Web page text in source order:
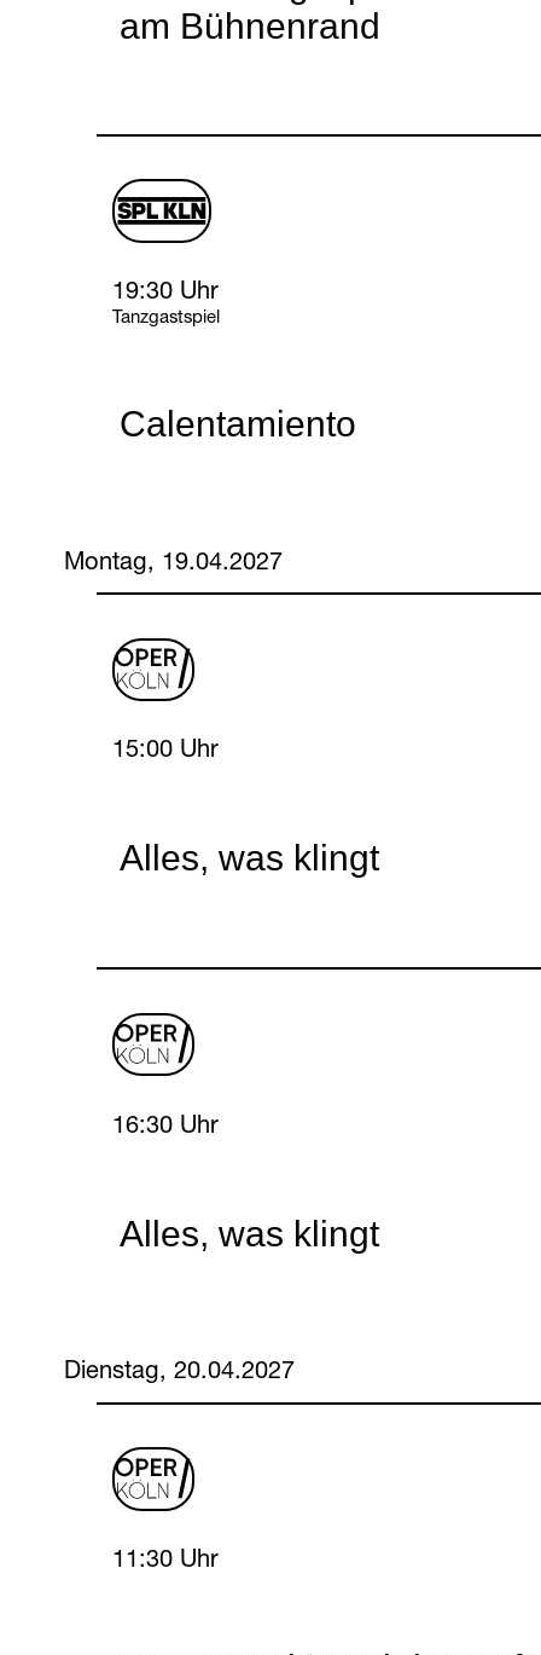
am Bühnenrand
Calentamiento
Sunday, 18 April 2027
19:30 Uhr
Tanzgastspiel
schauspiel
Montag, 19.04.2027
Alles, was klingt
Monday, 19 April 2027
15:00 Uhr
oper
Alles, was klingt
Monday, 19 April 2027
16:30 Uhr
oper
Dienstag, 20.04.2027
Tuesday, 20 April 2027
11:30 Uhr
oper